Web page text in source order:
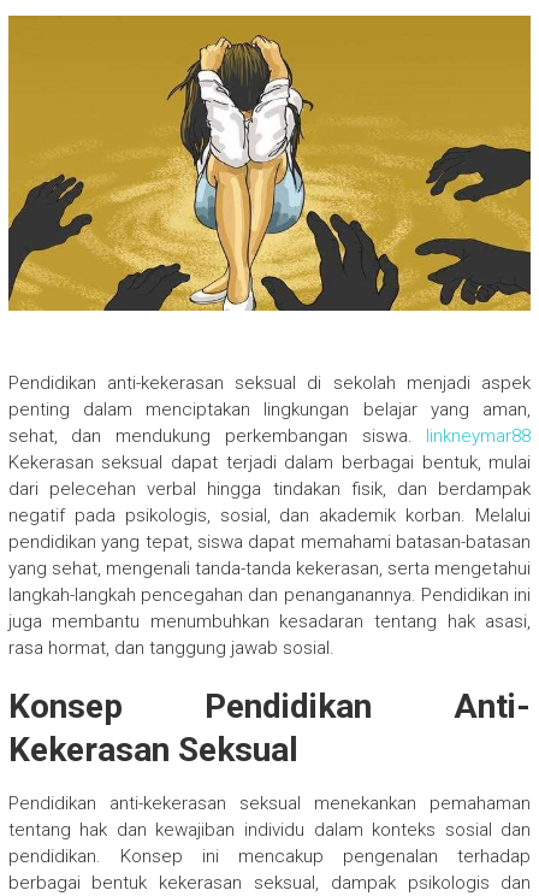
Pendidikan anti-kekerasan seksual di sekolah menjadi aspek
penting dalam menciptakan lingkungan belajar yang aman,
sehat, dan mendukung perkembangan siswa. linkneymar88
Kekerasan seksual dapat terjadi dalam berbagai bentuk, mulai
dari pelecehan verbal hingga tindakan fisik, dan berdampak
negatif pada psikologis, sosial, dan akademik korban. Melalui
pendidikan yang tepat, siswa dapat memahami batasan-batasan
yang sehat, mengenali tanda-tanda kekerasan, serta mengetahui
langkah-langkah pencegahan dan penanganannya. Pendidikan ini
juga membantu menumbuhkan kesadaran tentang hak asasi,
rasa hormat, dan tanggung jawab sosial.
Konsep Pendidikan Anti-
Kekerasan Seksual
Pendidikan anti-kekerasan seksual menekankan pemahaman
tentang hak dan kewajiban individu dalam konteks sosial dan
pendidikan. Konsep ini mencakup pengenalan terhadap
berbagai bentuk kekerasan seksual, dampak psikologis dan